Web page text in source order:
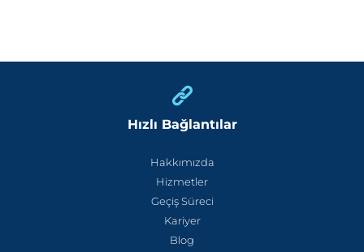
Hızlı Bağlantılar
Hakkımızda
Hizmetler
Geçiş Süreci
Kariyer
Blog